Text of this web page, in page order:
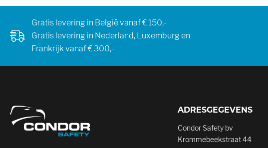
Gratis levering in België vanaf € 150,-
Gratis levering in Nederland, Luxemburg en
Frankrijk vanaf € 300,-
ADRESGEGEVENS
Condor Safety bv
Krommebeekstraat 44